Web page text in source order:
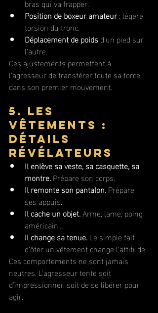
bras qui va frapper.
Position de boxeur amateur : légère
torsion du tronc.
Déplacement de poids d’un pied sur
l’autre.
Ces ajustements permettent à
l’agresseur de transférer toute sa force
dans son premier mouvement.
5. Les
vêtements :
détails
révélateurs
Il enlève sa veste, sa casquette, sa
montre. Prépare son corps.
Il remonte son pantalon. Prépare
ses appuis.
Il cache un objet. Arme, lame, poing
américain…
Il change sa tenue. Le simple fait
d’ôter un vêtement change l’attitude.
Ces comportements ne sont jamais
neutres. L’agresseur tente soit
d’impressionner, soit de se libérer pour
agir.